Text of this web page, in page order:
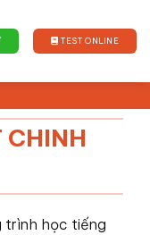
TEST ONLINE
CHINH
trình học tiếng